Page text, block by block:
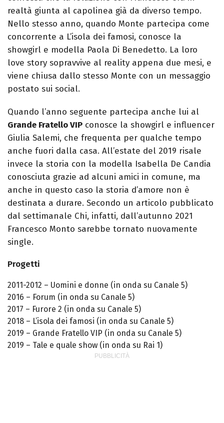
realtà giunta al capolinea già da diverso tempo.
Nello stesso anno, quando Monte partecipa come
concorrente a L’isola dei famosi, conosce la
showgirl e modella Paola Di Benedetto. La loro
love story sopravvive al reality appena due mesi, e
viene chiusa dallo stesso Monte con un messaggio
postato sui social.
Quando l’anno seguente partecipa anche lui al
Grande Fratello VIP conosce la showgirl e influencer
Giulia Salemi, che frequenta per qualche tempo
anche fuori dalla casa. All’estate del 2019 risale
invece la storia con la modella Isabella De Candia
conosciuta grazie ad alcuni amici in comune, ma
anche in questo caso la storia d’amore non è
destinata a durare. Secondo un articolo pubblicato
dal settimanale Chi, infatti, dall’autunno 2021
Francesco Monto sarebbe tornato nuovamente
single.
Progetti
2011-2012 – Uomini e donne (in onda su Canale 5)
2016 – Forum (in onda su Canale 5)
2017 – Furore 2 (in onda su Canale 5)
2018 – L’isola dei famosi (in onda su Canale 5)
2019 – Grande Fratello VIP (in onda su Canale 5)
2019 – Tale e quale show (in onda su Rai 1)